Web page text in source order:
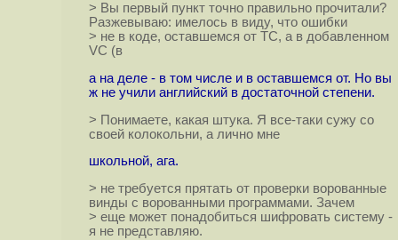
> Вы первый пункт точно правильно прочитали?
Разжевываю: имелось в виду, что ошибки
> не в коде, оставшемся от ТС, а в добавленном
VC (в
а на деле - в том числе и в оставшемся от. Но вы
ж не учили английский в достаточной степени.
> Понимаете, какая штука. Я все-таки сужу со
своей колокольни, а лично мне
школьной, ага.
> не требуется прятать от проверки ворованные
винды с ворованными программами. Зачем
> еще может понадобиться шифровать систему -
я не представляю.